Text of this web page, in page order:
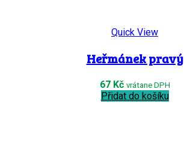
Quick View
Heřmánek pravý
67 Kč vrátane DPH
Přidat do košíku